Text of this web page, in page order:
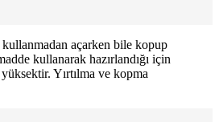
kullanmadan açarken bile kopup
kullanarak hazırlandığı için
Yırtılma ve kopma